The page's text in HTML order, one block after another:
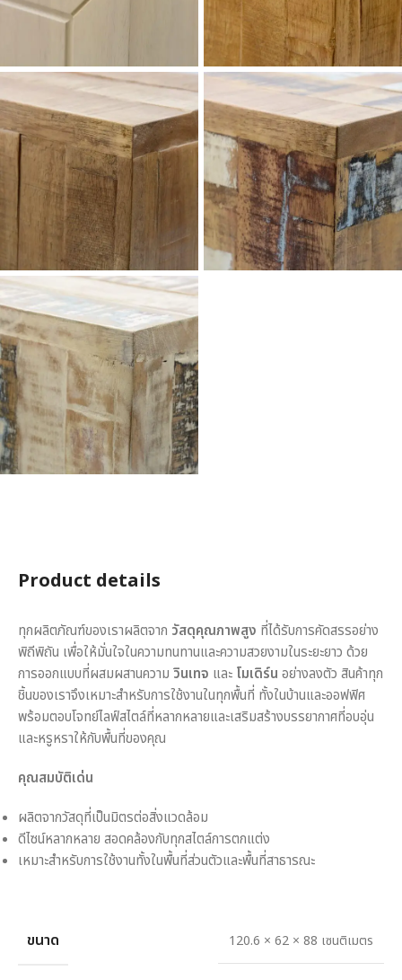
Product details
ทุกผลิตภัณฑ์ของเราผลิตจาก วัสดุคุณภาพสูง ที่ได้รับการคัดสรรอย่าง
พิถีพิถัน เพื่อให้มั่นใจในความทนทานและความสวยงามในระยะยาว ด้วย
การออกแบบที่ผสมผสานความ วินเทจ และ โมเดิร์น อย่างลงตัว สินค้าทุก
ชิ้นของเราจึงเหมาะสำหรับการใช้งานในทุกพื้นที่ ทั้งในบ้านและออฟฟิศ
พร้อมตอบโจทย์ไลฟ์สไตล์ที่หลากหลายและเสริมสร้างบรรยากาศที่อบอุ่น
และหรูหราให้กับพื้นที่ของคุณ
คุณสมบัติเด่น
ผลิตจากวัสดุที่เป็นมิตรต่อสิ่งแวดล้อม
ดีไซน์หลากหลาย สอดคล้องกับทุกสไตล์การตกแต่ง
เหมาะสำหรับการใช้งานทั้งในพื้นที่ส่วนตัวและพื้นที่สาธารณะ
ขนาด 120.6 × 62 × 88 เซนติเมตร